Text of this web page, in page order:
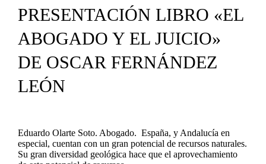
PRESENTACIÓN LIBRO «EL
ABOGADO Y EL JUICIO»
DE OSCAR FERNÁNDEZ
LEÓN
Eduardo Olarte Soto. Abogado. España, y Andalucía en
especial, cuentan con un gran potencial de recursos naturales.
Su gran diversidad geológica hace que el aprovechamiento